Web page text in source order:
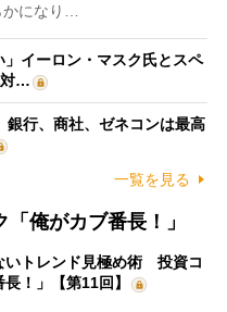
かになり…
」イーロン・マスク氏とスペ
対…
銀行、商社、ゼネコンは最高
一覧を見る
俺がカブ番長！」
いトレンド見極め術 投資コ
！」【第11回】